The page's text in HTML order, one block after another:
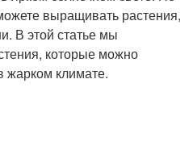
выращивать растения,
В этой статье мы
которые можно
жарком климате.